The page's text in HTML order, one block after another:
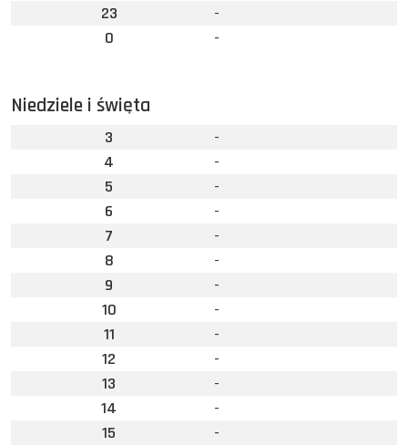
23
-
0
-
Niedziele i święta
3
-
4
-
5
-
6
-
7
-
8
-
9
-
10
-
11
-
12
-
13
-
14
-
15
-